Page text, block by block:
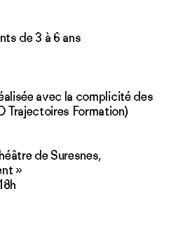
de 3 à 6 ans
avec la complicité des
Trajectoires Formation)
de Suresnes,
»